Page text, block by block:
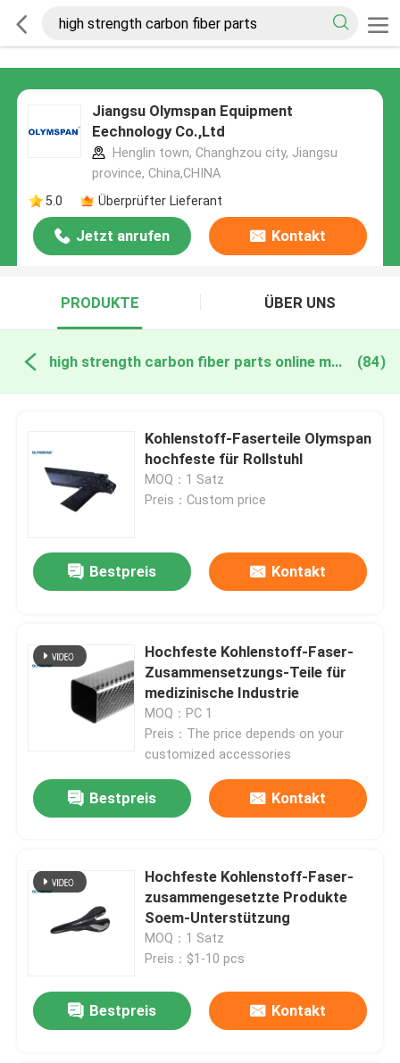
Jiangsu Olymspan Equipment
Eechnology Co.,Ltd
Henglin town, Changhzou city, Jiangsu
province, China,CHINA
5.0
Überprüfter Lieferant
Jetzt anrufen Kontakt
PRODUKTE ÜBER UNS
high strength carbon fiber parts online manufacture (84)
Kohlenstoff-Faserteile Olymspan
hochfeste für Rollstuhl
MOQ：1 Satz
Preis：Custom price
Bestpreis Kontakt
Hochfeste Kohlenstoff-Faser-
Zusammensetzungs-Teile für
medizinische Industrie
MOQ：PC 1
Preis：The price depends on your
customized accessories
Bestpreis Kontakt
Hochfeste Kohlenstoff-Faser-
zusammengesetzte Produkte
Soem-Unterstützung
MOQ：1 Satz
Preis：$1-10 pcs
Bestpreis Kontakt